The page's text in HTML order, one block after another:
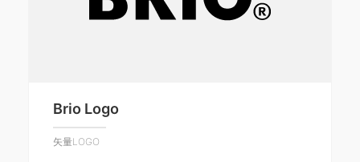
Brio Logo
矢量LOGO